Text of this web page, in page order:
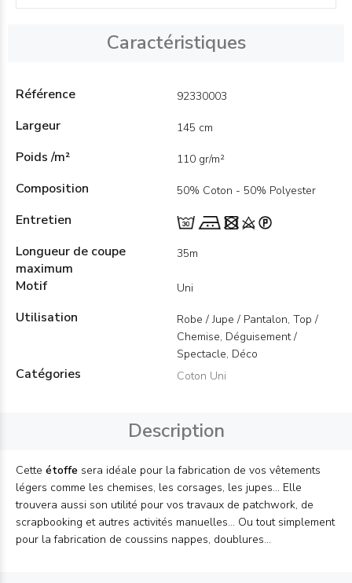
Caractéristiques
Référence 92330003
Largeur 145 cm
Poids /m² 110 gr/m²
Composition 50% Coton - 50% Polyester
Entretien
Longueur de coupe
maximum
35m
Motif Uni
Utilisation
Robe / Jupe / Pantalon, Top /
Chemise, Déguisement /
Spectacle, Déco
Catégories Coton Uni
Description
Cette étoffe sera idéale pour la fabrication de vos vêtements
légers comme les chemises, les corsages, les jupes... Elle
trouvera aussi son utilité pour vos travaux de patchwork, de
scrapbooking et autres activités manuelles... Ou tout simplement
pour la fabrication de coussins nappes, doublures...